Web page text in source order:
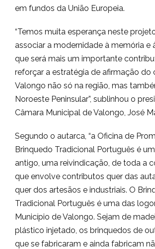
em fundos da União Europeia.
“Temos muita esperança neste
associar a modernidade à memória e
que será mais um importante
reforçar a estratégia de afirmação do
Valongo não só na região, mas
Noroeste Peninsular”, sublinhou o
Câmara Municipal de Valongo, José
Segundo o autarca, “a Oficina de
Brinquedo Tradicional Português é
antigo, uma reivindicação, de toda a
que envolve contributos quer das
quer dos artesãos e industriais. O
Tradicional Português é uma das
Município de Valongo. Sejam de
plástico injetado, os brinquedos de
que se fabricaram e ainda fabricam